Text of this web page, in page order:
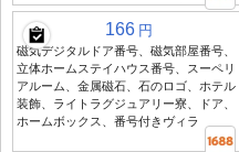
166 円
磁気デジタルドア番号、磁気部屋番号、
立体ホームステイハウス番号、スーペリ
アルーム、金属磁石、石のロゴ、ホテル
装飾、ライトラグジュアリー寮、ドア、
ホームボックス、番号付きヴィラ